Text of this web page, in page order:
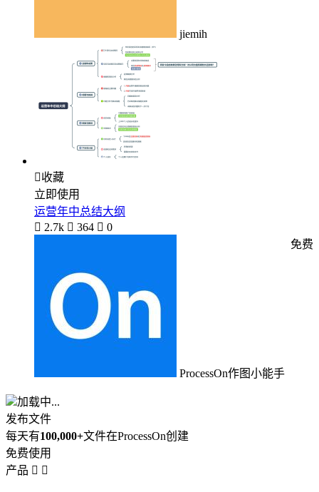
jiemih
收藏
立即使用
运营年中总结大纲
 2.7k  364  0
ProcessOn作图小能手
免费
加载中...
发布文件
每天有100,000+文件在ProcessOn创建
免费使用
产品  